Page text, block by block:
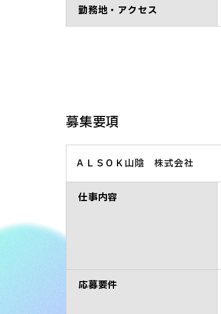
勤務地・アクセス
募集要項
ＡＬＳＯＫ山陰 株式会社
仕事内容
応募要件